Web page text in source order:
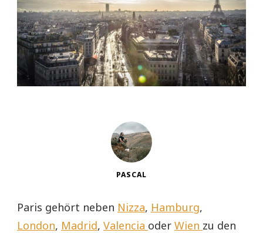
PASCAL
Paris gehört neben Nizza, Hamburg,
London, Madrid, Valencia oder Wien zu den